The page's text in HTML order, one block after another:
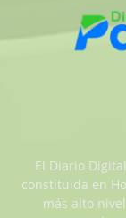
El Diario
constituida en
más alto